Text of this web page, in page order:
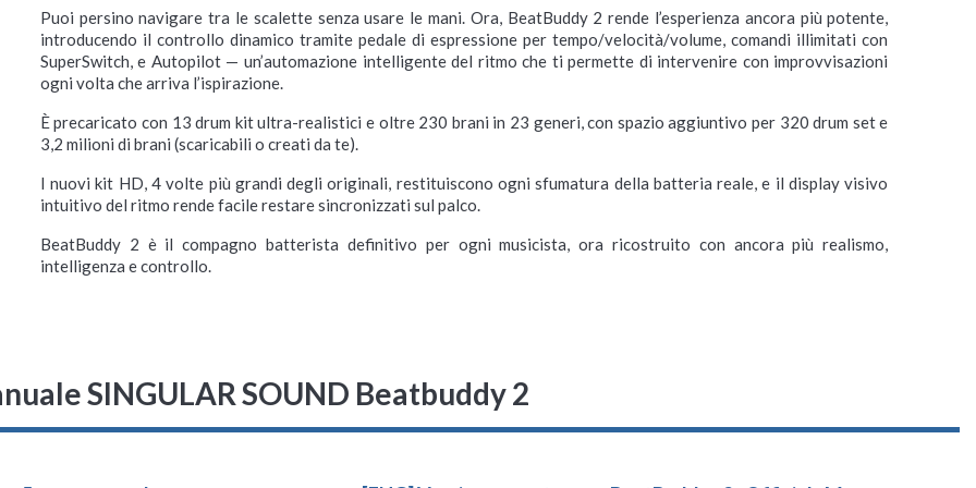
Puoi persino navigare tra le scalette senza usare le mani. Ora, BeatBuddy 2 rende l’esperienza ancora più potente,
introducendo il controllo dinamico tramite pedale di espressione per tempo/velocità/volume, comandi illimitati con
SuperSwitch, e Autopilot — un’automazione intelligente del ritmo che ti permette di intervenire con improvvisazioni
ogni volta che arriva l’ispirazione.
È precaricato con 13 drum kit ultra-realistici e oltre 230 brani in 23 generi, con spazio aggiuntivo per 320 drum set e
3,2 milioni di brani (scaricabili o creati da te).
I nuovi kit HD, 4 volte più grandi degli originali, restituiscono ogni sfumatura della batteria reale, e il display visivo
intuitivo del ritmo rende facile restare sincronizzati sul palco.
BeatBuddy 2 è il compagno batterista definitivo per ogni musicista, ora ricostruito con ancora più realismo,
intelligenza e controllo.
SINGULAR SOUND Beatbuddy 2